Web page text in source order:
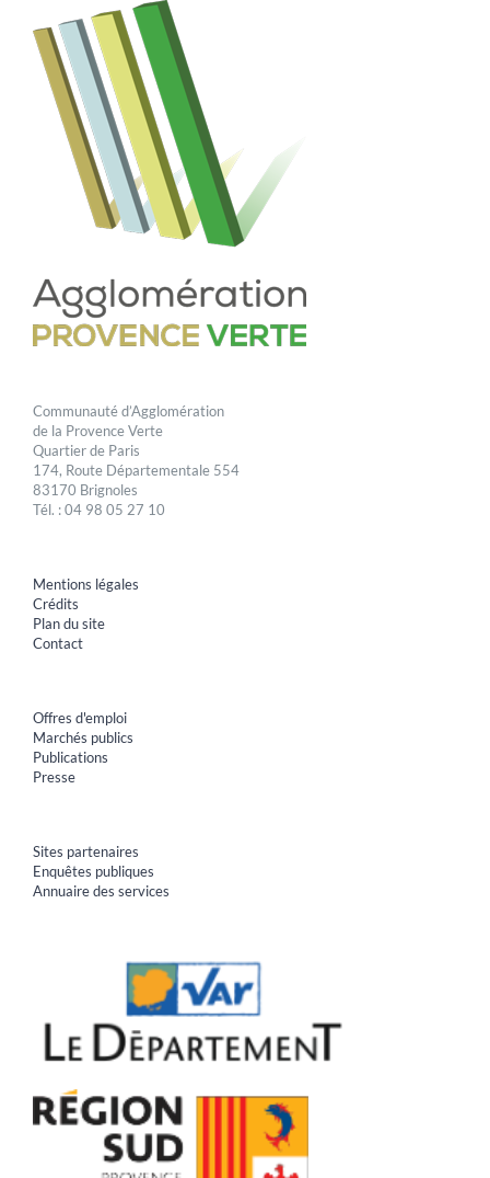
Communauté d’Agglomération
de la Provence Verte
Quartier de Paris
174, Route Départementale 554
83170 Brignoles
Tél. : 04 98 05 27 10
Mentions légales
Crédits
Plan du site
Contact
Offres d'emploi
Marchés publics
Publications
Presse
Sites partenaires
Enquêtes publiques
Annuaire des services